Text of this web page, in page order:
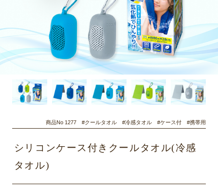
商品No 1277 #クールタオル #冷感タオル #ケース付 #携帯用
シリコンケース付きクールタオル(冷感
タオル)